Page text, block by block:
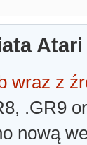
Atari
wraz z
.GR9
nową